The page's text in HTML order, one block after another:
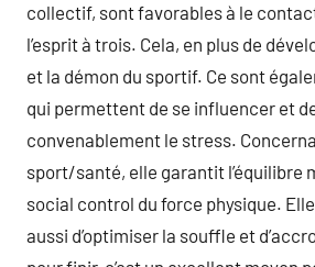
collectif, sont favorables à le
l’esprit à trois. Cela, en plus de
et la démon du sportif. Ce sont
qui permettent de se influencer et
convenablement le stress.
sport/santé, elle garantit l’équilibre
social control du force physique.
aussi d’optimiser la souffle et